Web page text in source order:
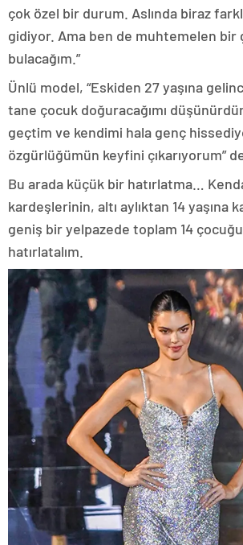
çok özel bir durum. Aslında biraz
gidiyor. Ama ben de muhtemelen bir
bulacağım.”
Ünlü model, “Eskiden 27 yaşına
tane çocuk doğuracağımı
geçtim ve kendimi hala genç
özgürlüğümün keyfini çıkarıyorum”
Bu arada küçük bir hatırlatma…
kardeşlerinin, altı aylıktan 14 yaşına
geniş bir yelpazede toplam 14
hatırlatalım.